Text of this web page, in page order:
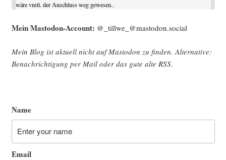
wäre vmtl. der Anschluss weg gewesen..
Mein Mast­o­don-Account: @_tillwe_@mastodon.social
Mein Blog ist aktu­ell nicht auf Mast­o­don zu fin­den. Alter­na­ti­ve:
Benach­rich­ti­gung per Mail oder das gute alte RSS.
Name
Email